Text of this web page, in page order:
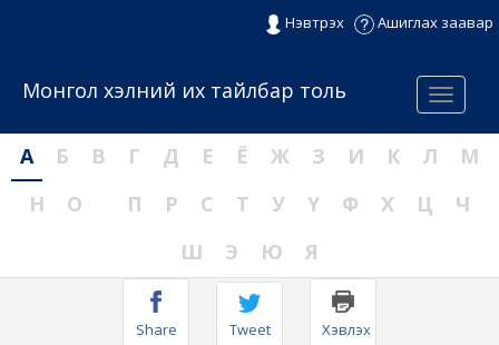
Нэвтрэх Ашиглах заавар
Menu
Монгол хэлний их тайлбар толь
А Б В Г Д Е Ё Ж З И К Л
М
Н
О П Р С Т У Ү Ф Х Ц
Ч
Ш
Э Ю Я
Share Tweet Хэвлэх